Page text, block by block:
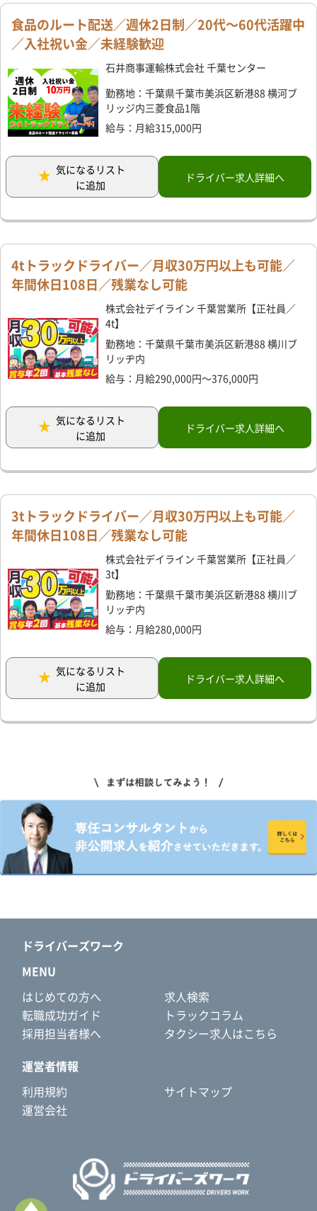
食品のルート配送／週休2日制／20代～60代活躍中
／入社祝い金／未経験歓迎
石井商事運輸株式会社 千葉センター
勤務地：千葉県千葉市美浜区新港88 横河ブ
リッジ内三菱食品1階
給与：月給315,000円
気になるリスト
に追加
ドライバー求人詳細へ
4tトラックドライバー／月収30万円以上も可能／
年間休日108日／残業なし可能
株式会社デイライン 千葉営業所【正社員／
4t】
勤務地：千葉県千葉市美浜区新港88 横川ブ
リッヂ内
給与：月給290,000円～376,000円
気になるリスト
に追加
ドライバー求人詳細へ
3tトラックドライバー／月収30万円以上も可能／
年間休日108日／残業なし可能
株式会社デイライン 千葉営業所【正社員／
3t】
勤務地：千葉県千葉市美浜区新港88 横川ブ
リッヂ内
給与：月給280,000円
気になるリスト
に追加
ドライバー求人詳細へ
ドライバーズワーク
MENU
はじめての方へ
求人検索
転職成功ガイド
トラックコラム
採用担当者様へ
タクシー求人はこちら
運営者情報
利用規約
サイトマップ
運営会社